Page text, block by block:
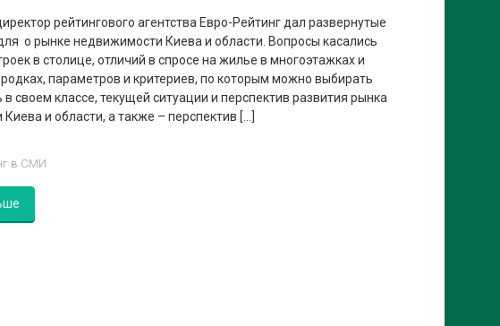
рейтингового агентства Евро-Рейтинг дал развернутые
о рынке недвижимости Киева и области. Вопросы касались
в столице, отличий в спросе на жилье в многоэтажках и
параметров и критериев, по которым можно выбирать
своем классе, текущей ситуации и перспектив развития рынка
и области, а также – перспектив […]
в СМИ